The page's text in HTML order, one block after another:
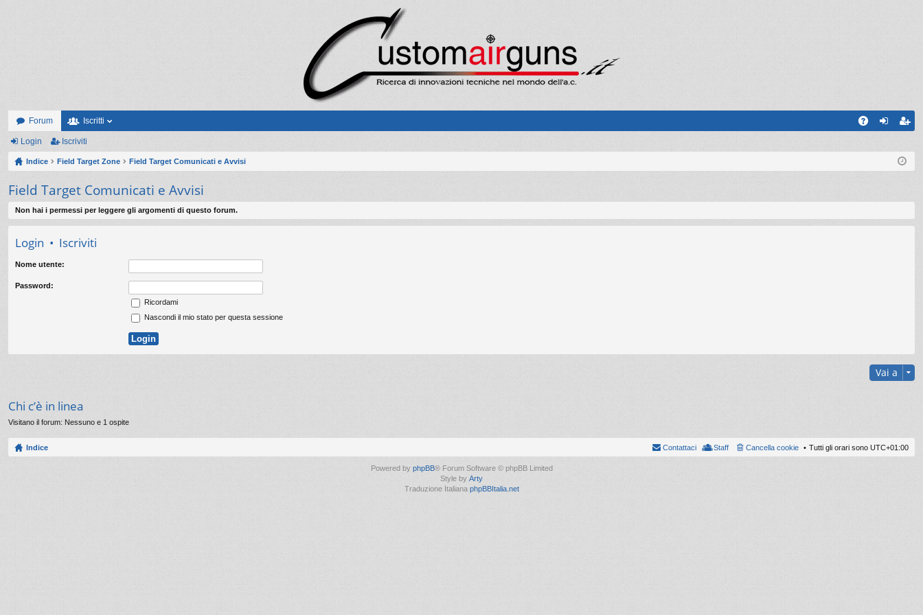
Forum Iscritti
riv
Login Iscriviti
Indice Field Target Zone Field Target Comunicati e Avvisi
Field Target Comunicati e Avvisi
Non hai i permessi per leggere gli argomenti di questo forum.
Login • Iscriviti
Nome utente:
Password:
Ricordami
Nascondi il mio stato per questa sessione
Vai a
Chi c’è in linea
Visitano il forum: Nessuno e 1 ospite
Indice Tutti gli orari sono UTC+01:00
Cancella cookie
Staff
Contattaci
Powered by phpBB® Forum Software © phpBB Limited
Style by Arty
Traduzione Italiana phpBBItalia.net